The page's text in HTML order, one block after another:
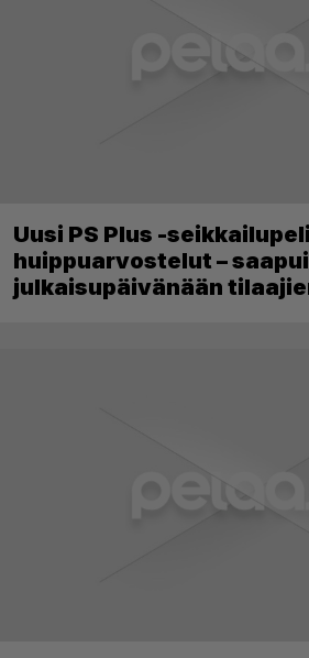
Uusi PS Plus -
huippuarvostelut –
julkaisupäivänään